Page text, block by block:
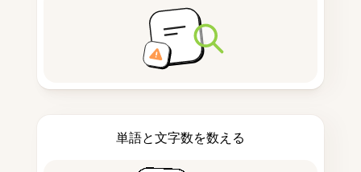
単語と文字数を数える